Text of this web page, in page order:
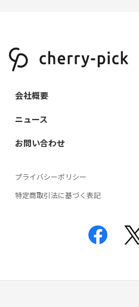
会社概要
ニュース
お問い合わせ
プライバシーポリシー
特定商取引法に基づく表記